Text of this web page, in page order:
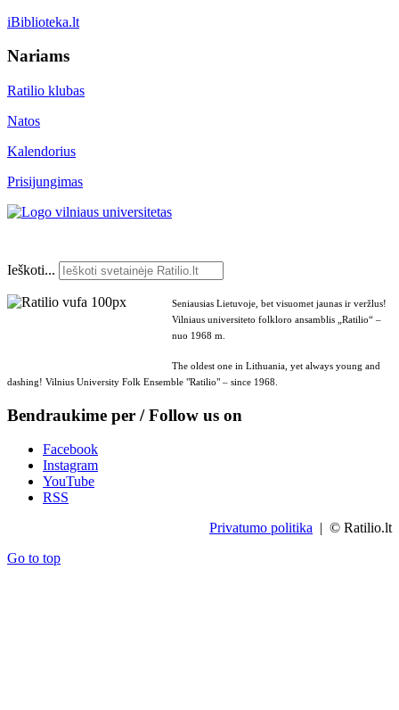
iBiblioteka.lt
Nariams
Ratilio klubas
Natos
Kalendorius
Prisijungimas
Ieškoti...
Seniausias Lietuvoje, bet visuomet jaunas ir veržlus!
Vilniaus universiteto folkloro ansamblis „Ratilio“ –
nuo 1968 m.
The oldest one in Lithuania, yet always young and
dashing! Vilnius University Folk Ensemble "Ratilio" – since 1968.
Bendraukime per / Follow us on
Facebook
Instagram
YouTube
RSS
Privatumo politika | © Ratilio.lt
Go to top